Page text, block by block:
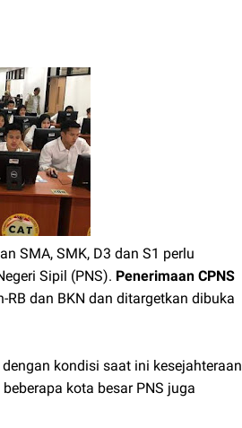
SMA, SMK, D3 dan S1 perlu
Sipil (PNS). Penerimaan CPNS
dan BKN dan ditargetkan dibuka
kondisi saat ini kesejahteraan
kota besar PNS juga